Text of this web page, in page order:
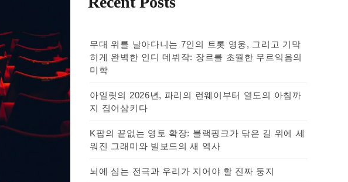
무대 위를 날아다니는 7인의 트롯 영웅, 그리고 기막
히게 완벽한 인디 데뷔작: 장르를 초월한 무르익음의
미학
아일릿의 2026년, 파리의 런웨이부터 열도의 아침까
지 집어삼키다
K팝의 끝없는 영토 확장: 블랙핑크가 닦은 길 위에 세
워진 그래미와 빌보드의 새 역사
뇌에 심는 전극과 우리가 지어야 할 진짜 둥지